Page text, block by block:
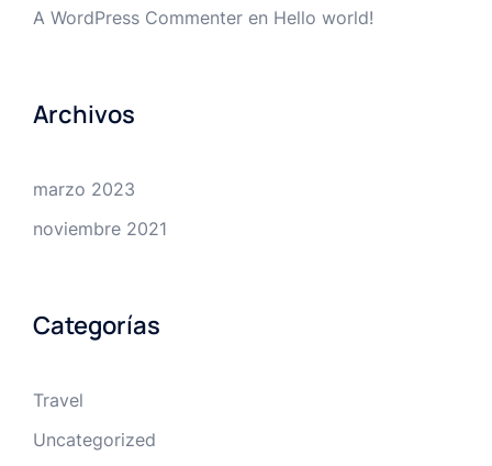
A WordPress Commenter en Hello world!
Archivos
marzo 2023
noviembre 2021
Categorías
Travel
Uncategorized